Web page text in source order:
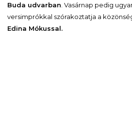
Buda udvarban . Vasárnap pedig
versimprókkal szórakoztatja a
Edina Mókussal.